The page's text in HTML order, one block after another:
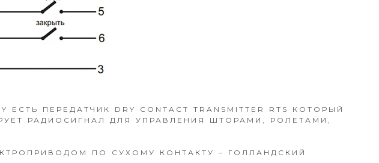
ПЕРЕДАТЧИК DRY CONTACT TRANSMITTER RTS КОТОРЫЙ
РАДИОСИГНАЛ ДЛЯ УПРАВЛЕНИЯ ШТОРАМИ, РОЛЕТАМИ,
ПО СУХОМУ КОНТАКТУ – ГОЛЛАНДСКИЙ